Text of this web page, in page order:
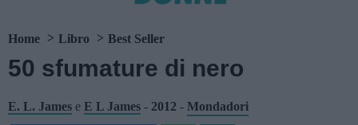
Home Libro Best Seller
50 sfumature di nero
E. L. James e E L James - 2012 - Mondadori